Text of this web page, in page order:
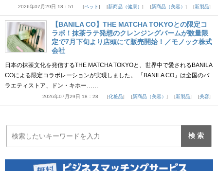
2026年07月29日 18：51 ペット 新商品（健康） 新商品（美容） 新製品
【BANILA CO】THE MATCHA TOKYOとの限定コ
ラボ！抹茶ラテ発想のクレンジングバームが数量限
定で7月下旬より店頭にて販売開始！／モノック株式
会社
日本の抹茶文化を発信するTHE MATCHA TOKYOと、世界中で愛されるBANILA
COによる限定コラボレーションが実現しました。 「BANILA CO」は全国のバ
ラエティストア、ドン・キホー……
2026年07月29日 18：28 化粧品 新商品（美容） 新製品 美容